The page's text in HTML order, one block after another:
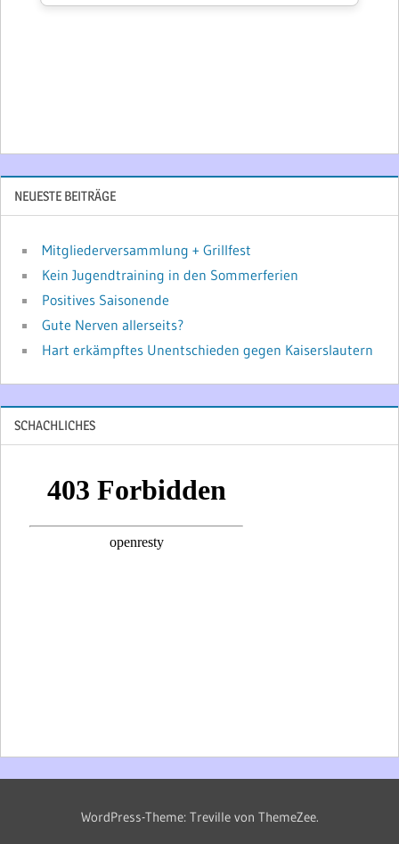
NEUESTE BEITRÄGE
Mitgliederversammlung + Grillfest
Kein Jugendtraining in den Sommerferien
Positives Saisonende
Gute Nerven allerseits?
Hart erkämpftes Unentschieden gegen Kaiserslautern
SCHACHLICHES
WordPress-Theme: Treville von ThemeZee.